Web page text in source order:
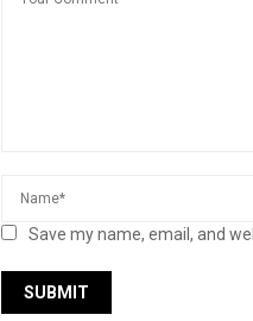
Save my name, email, and